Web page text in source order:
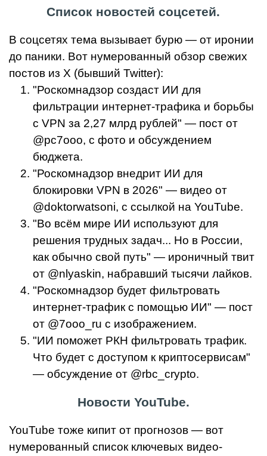
Список новостей соцсетей.
В соцсетях тема вызывает бурю — от иронии
до паники. Вот нумерованный обзор свежих
постов из X (бывший Twitter):
"Роскомнадзор создаст ИИ для
фильтрации интернет-трафика и борьбы
с VPN за 2,27 млрд рублей" — пост от
@pc7ooo, с фото и обсуждением
бюджета.
"Роскомнадзор внедрит ИИ для
блокировки VPN в 2026" — видео от
@doktorwatsoni, с ссылкой на YouTube.
"Во всём мире ИИ используют для
решения трудных задач... Но в России,
как обычно свой путь" — ироничный твит
от @nlyaskin, набравший тысячи лайков.
"Роскомнадзор будет фильтровать
интернет-трафик с помощью ИИ" — пост
от @7ooo_ru с изображением.
"ИИ поможет РКН фильтровать трафик.
Что будет с доступом к криптосервисам"
— обсуждение от @rbc_crypto.
Новости YouTube.
YouTube тоже кипит от прогнозов — вот
нумерованный список ключевых видео-